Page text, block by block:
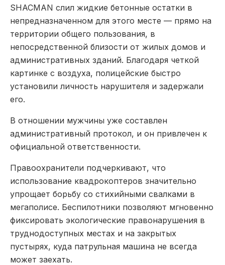
SHACMAN слил жидкие бетонные остатки в
непредназначенном для этого месте — прямо на
территории общего пользования, в
непосредственной близости от жилых домов и
административных зданий. Благодаря четкой
картинке с воздуха, полицейские быстро
установили личность нарушителя и задержали
его.
В отношении мужчины уже составлен
административный протокол, и он привлечен к
официальной ответственности.
Правоохранители подчеркивают, что
использование квадрокоптеров значительно
упрощает борьбу со стихийными свалками в
мегаполисе. Беспилотники позволяют мгновенно
фиксировать экологические правонарушения в
труднодоступных местах и на закрытых
пустырях, куда патрульная машина не всегда
может заехать.